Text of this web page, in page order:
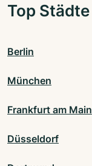
Top Städte
Berlin
München
Frankfurt am Main
Düsseldorf